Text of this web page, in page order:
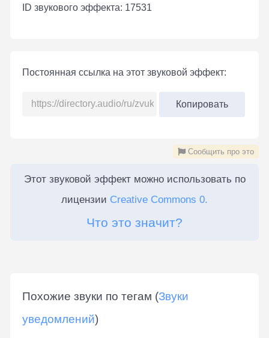
ID звукового эффекта: 17531
Постоянная ссылка на этот звуковой эффект:
Копировать
Сообщить про это
Этот звуковой эффект можно использовать по
лицензии Creative Commons 0.
Что это значит?
Похожие звуки по тегам (Звуки
уведомлений)